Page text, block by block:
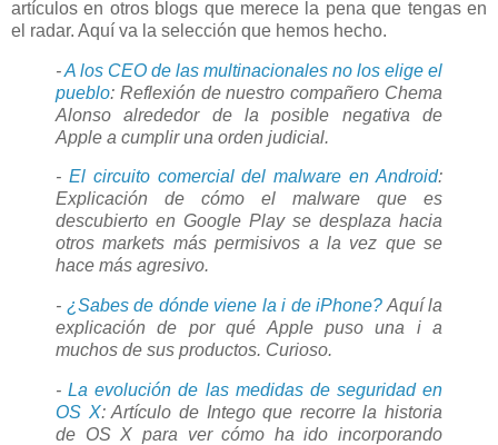
artículos en otros blogs que merece la pena que tengas en
el radar. Aquí va la selección que hemos hecho.
-A los CEO de las multinacionales no los elige el
pueblo: Reflexión de nuestro compañero Chema
Alonso alrededor de la posible negativa de
Apple a cumplir una orden judicial.
- El circuito comercial del malware en Android:
Explicación de cómo el malware que es
descubierto en Google Play se desplaza hacia
otros markets más permisivos a la vez que se
hace más agresivo.
- ¿Sabes de dónde viene la i de iPhone? Aquí la
explicación de por qué Apple puso una i a
muchos de sus productos. Curioso.
-La evolución de las medidas de seguridad en
OS X: Artículo de Intego que recorre la historia
de OS X para ver cómo ha ido incorporando